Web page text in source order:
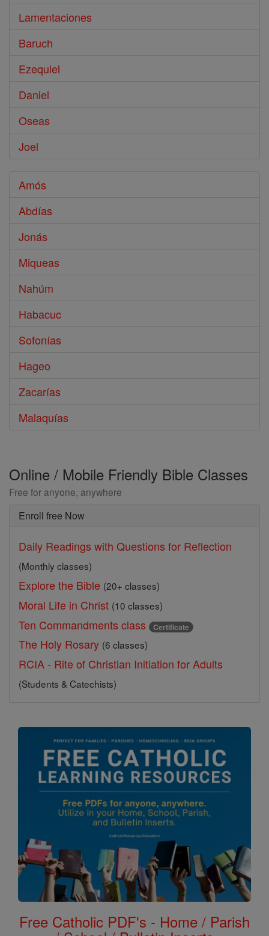
Lamentaciones
Baruch
Ezequiel
Daniel
Oseas
Joel
Amós
Abdías
Jonás
Miqueas
Nahúm
Habacuc
Sofonías
Hageo
Zacarías
Malaquías
Online / Mobile Friendly Bible Classes
Free for anyone, anywhere
Enroll free Now
Daily Readings with Questions for Reflection
(Monthly classes)
Explore the Bible (20+ classes)
Moral Life in Christ (10 classes)
Ten Commandments class Certificate
The Holy Rosary (6 classes)
RCIA - Rite of Christian Initiation for Adults
(Students & Catechists)
Free Catholic PDF's - Home / Parish